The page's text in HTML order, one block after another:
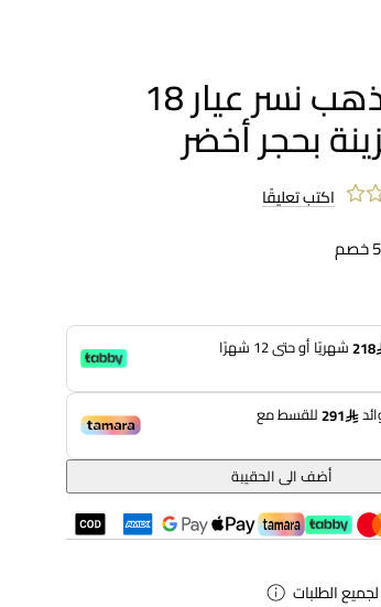
سلسلة ذهب نسر عيار 18
بحجر أخضر
اكتب تعليقًا
218شهريًا أو حتى 12 شهرًا
291للقسط مع
أضف الى الحقيبة
الطلبات